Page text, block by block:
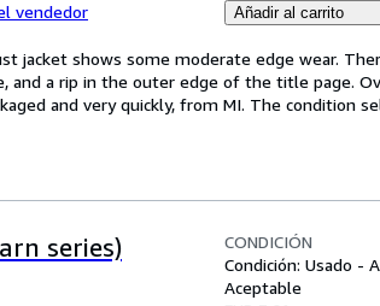
vendedor Añadir al carrito
jacket shows some moderate edge wear.
and a rip in the outer edge of the title page.
and very quickly, from MI. The condition
series)
CONDICIÓN
Condición: Usado -
Aceptable